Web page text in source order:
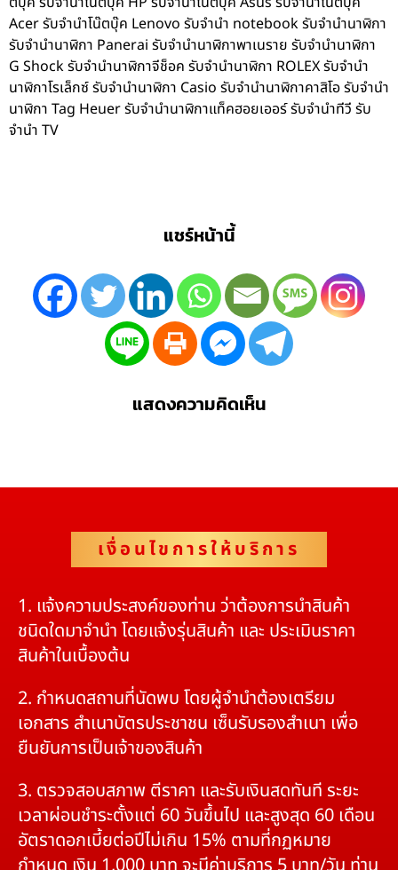
Acer รับจำนำโน๊ตบุ๊ค Lenovo รับจำนำ notebook รับจำนำนาฬิกา
รับจำนำนาฬิกา Panerai รับจำนำนาฬิกาพาเนราย รับจำนำนาฬิกา
G Shock รับจำนำนาฬิกาจีช็อค รับจำนำนาฬิกา ROLEX รับจำนำ
นาฬิกาโรเล็กซ์ รับจำนำนาฬิกา Casio รับจำนำนาฬิกาคาสิโอ รับจำนำ
นาฬิกา Tag Heuer รับจำนำนาฬิกาแท็คฮอยเออร์ รับจำนำทีวี รับ
จำนำ TV
แชร์หน้านี้
แสดงความคิดเห็น
เงื่อนไขการให้บริการ
1. แจ้งความประสงค์ของท่าน ว่าต้องการนำสินค้า
ชนิดใดมาจำนำ โดยแจ้งรุ่นสินค้า และ ประเมินราคา
สินค้าในเบื้องต้น
2. กำหนดสถานที่นัดพบ โดยผู้จำนำต้องเตรียม
เอกสาร สำเนาบัตรประชาชน เซ็นรับรองสำเนา เพื่อ
ยืนยันการเป็นเจ้าของสินค้า
3. ตรวจสอบสภาพ ตีราคา และรับเงินสดทันที ระยะ
เวลาผ่อนชำระตั้งแต่ 60 วันขึ้นไป และสูงสุด 60 เดือน
อัตราดอกเบี้ยต่อปีไม่เกิน 15% ตามที่กฏหมาย